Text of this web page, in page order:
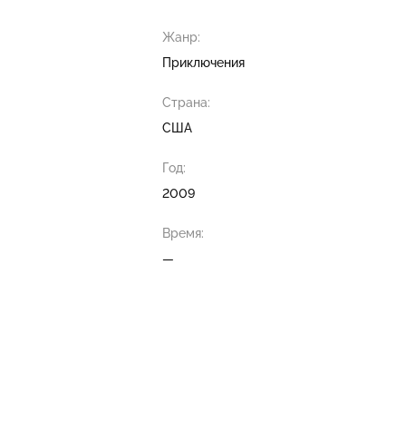
Жанр:
Приключения
Страна:
США
Год:
2009
Время:
—